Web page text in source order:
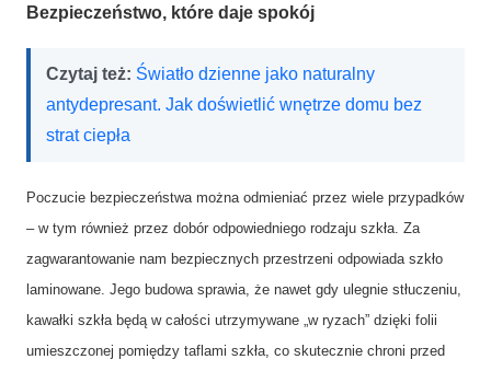
Bezpieczeństwo, które daje spokój
Czytaj też: Światło dzienne jako naturalny
antydepresant. Jak doświetlić wnętrze domu bez
strat ciepła
Poczucie bezpieczeństwa można odmieniać przez wiele przypadków
– w tym również przez dobór odpowiedniego rodzaju szkła. Za
zagwarantowanie nam bezpiecznych przestrzeni odpowiada szkło
laminowane. Jego budowa sprawia, że nawet gdy ulegnie stłuczeniu,
kawałki szkła będą w całości utrzymywane „w ryzach” dzięki folii
umieszczonej pomiędzy taflami szkła, co skutecznie chroni przed